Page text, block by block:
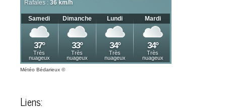
Météo Bédarieux ©
Liens: